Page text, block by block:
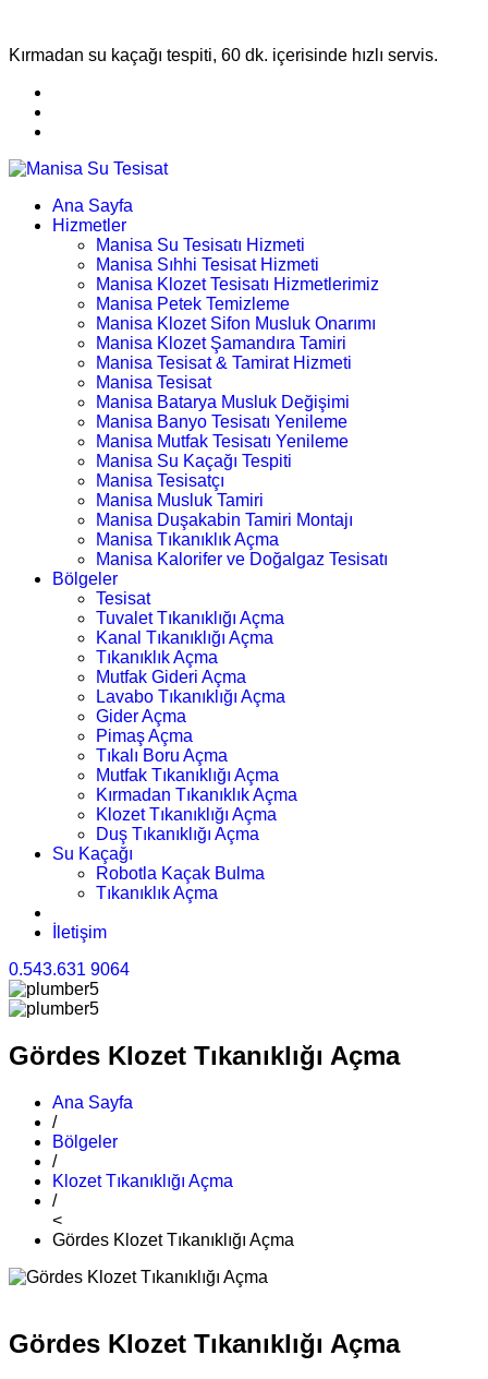
Kırmadan su kaçağı tespiti, 60 dk. içerisinde hızlı servis.
Ana Sayfa
Hizmetler
Manisa Su Tesisatı Hizmeti
Manisa Sıhhi Tesisat Hizmeti
Manisa Klozet Tesisatı Hizmetlerimiz
Manisa Petek Temizleme
Manisa Klozet Sifon Musluk Onarımı
Manisa Klozet Şamandıra Tamiri
Manisa Tesisat & Tamirat Hizmeti
Manisa Tesisat
Manisa Batarya Musluk Değişimi
Manisa Banyo Tesisatı Yenileme
Manisa Mutfak Tesisatı Yenileme
Manisa Su Kaçağı Tespiti
Manisa Tesisatçı
Manisa Musluk Tamiri
Manisa Duşakabin Tamiri Montajı
Manisa Tıkanıklık Açma
Manisa Kalorifer ve Doğalgaz Tesisatı
Bölgeler
Tesisat
Tuvalet Tıkanıklığı Açma
Kanal Tıkanıklığı Açma
Tıkanıklık Açma
Mutfak Gideri Açma
Lavabo Tıkanıklığı Açma
Gider Açma
Pimaş Açma
Tıkalı Boru Açma
Mutfak Tıkanıklığı Açma
Kırmadan Tıkanıklık Açma
Klozet Tıkanıklığı Açma
Duş Tıkanıklığı Açma
Su Kaçağı
Robotla Kaçak Bulma
Tıkanıklık Açma
İletişim
0.543.631 9064
Gördes Klozet Tıkanıklığı Açma
Ana Sayfa
/
Bölgeler
/
Klozet Tıkanıklığı Açma
/
<
Gördes Klozet Tıkanıklığı Açma
Gördes Klozet Tıkanıklığı Açma